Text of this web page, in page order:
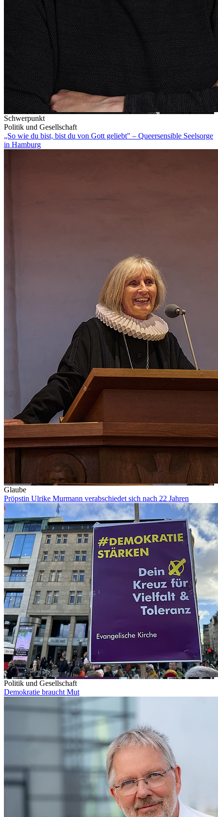
Schwerpunkt
Politik und Gesellschaft
„So wie du bist, bist du von Gott geliebt" – Queersensible Seelsorge
in Hamburg
Glaube
Pröpstin Ulrike Murmann verabschiedet sich nach 22 Jahren
Politik und Gesellschaft
Demokratie braucht Mut